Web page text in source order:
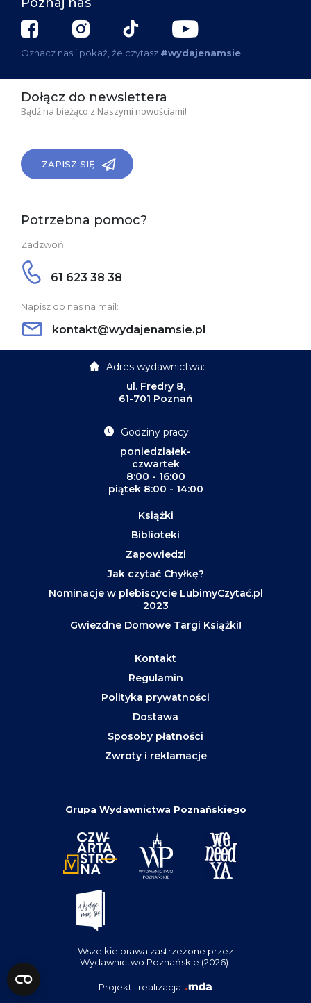
Poznaj nas
Oznacz nas i pokaż, że czytasz #wydajenamsie
Dołącz do newslettera
Bądź na bieżąco z Naszymi nowościami!
ZAPISZ SIĘ
Potrzebna pomoc?
Zadzwoń:
61 623 38 38
Napisz do nas na mail:
kontakt@wydajenamsie.pl
Adres wydawnictwa:
ul. Fredry 8,
61-701 Poznań
Godziny pracy:
poniedziałek-
czwartek
8:00 - 16:00
piątek 8:00 - 14:00
Książki
Biblioteki
Zapowiedzi
Jak czytać Chyłkę?
Nominacje w plebiscycie LubimyCzytać.pl
2023
Gwiezdne Domowe Targi Książki!
Kontakt
Regulamin
Polityka prywatności
Dostawa
Sposoby płatności
Zwroty i reklamacje
Grupa Wydawnictwa Poznańskiego
Wszelkie prawa zastrzeżone przez
Wydawnictwo Poznańskie (2026).
Projekt i realizacja: